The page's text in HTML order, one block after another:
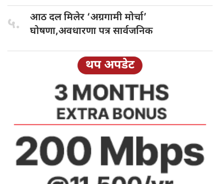
५. आठ दलमिलेर ‘अग्रगामी मोर्चा’
घोषणा,अवधारणा पत्र सार्वजनिक
थप अपडेट